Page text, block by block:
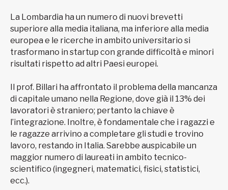
La Lombardia ha un numero di nuovi brevetti
superiore alla media italiana, ma inferiore alla media
europea e le ricerche in ambito universitario si
trasformano in startup con grande difficoltà e minori
risultati rispetto ad altri Paesi europei.
Il prof. Billari ha affrontato il problema della mancanza
di capitale umano nella Regione, dove già il 13% dei
lavoratori è straniero; pertanto la chiave è
l’integrazione. Inoltre, è fondamentale che i ragazzi e
le ragazze arrivino a completare gli studi e trovino
lavoro, restando in Italia. Sarebbe auspicabile un
maggior numero di laureati in ambito tecnico-
scientifico (ingegneri, matematici, fisici, statistici,
ecc.).